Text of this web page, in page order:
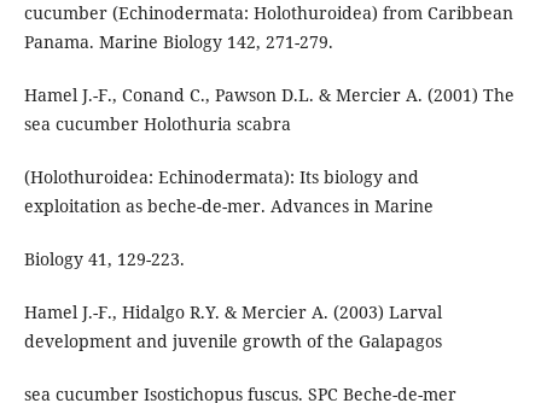
cucumber (Echinodermata: Holothuroidea) from Caribbean
Panama. Marine Biology 142, 271-279.
Hamel J.-F., Conand C., Pawson D.L. & Mercier A. (2001) The
sea cucumber Holothuria scabra
(Holothuroidea: Echinodermata): Its biology and
exploitation as beche-de-mer. Advances in Marine
Biology 41, 129-223.
Hamel J.-F., Hidalgo R.Y. & Mercier A. (2003) Larval
development and juvenile growth of the Galapagos
sea cucumber Isostichopus fuscus. SPC Beche-de-mer